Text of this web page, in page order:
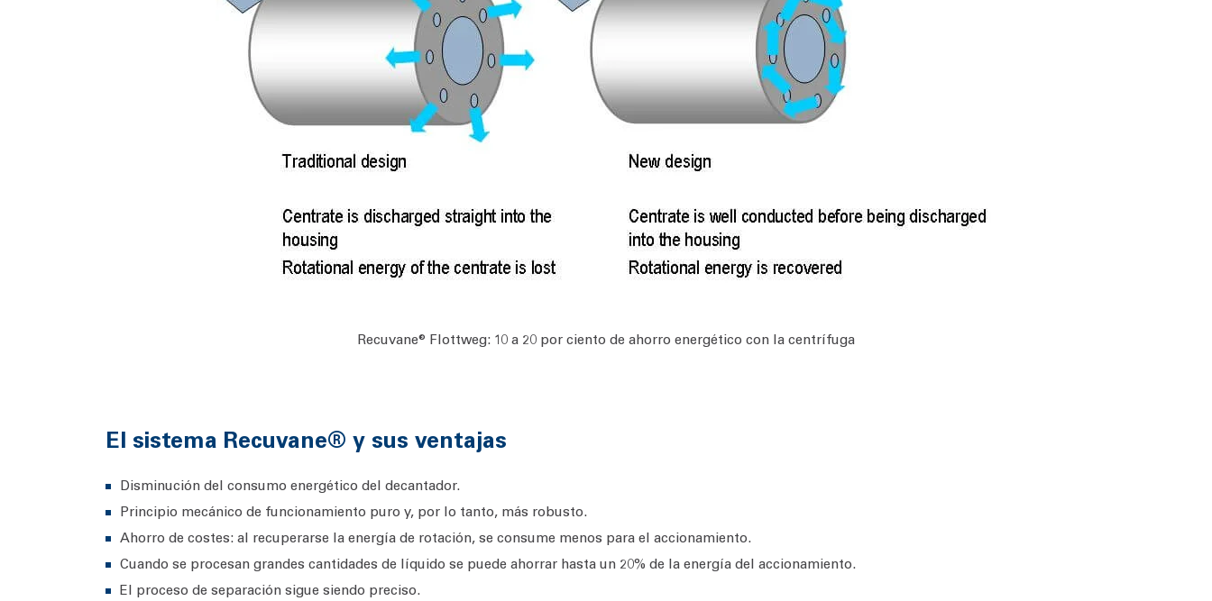
Recuvane® Flottweg: 10 a 20 por ciento de ahorro energético con la centrífuga
El sistema Recuvane® y sus ventajas
Disminución del consumo energético del decantador.
Principio mecánico de funcionamiento puro y, por lo tanto, más robusto.
Ahorro de costes: al recuperarse la energía de rotación, se consume menos para el accionamiento.
Cuando se procesan grandes cantidades de líquido se puede ahorrar hasta un 20% de la energía del accionamiento.
El proceso de separación sigue siendo preciso.